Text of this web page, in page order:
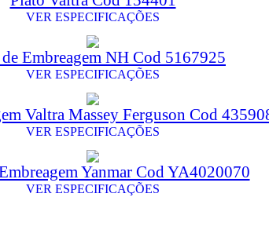
VER ESPECIFICAÇÕES
Embreagem NH Cod 5167925
VER ESPECIFICAÇÕES
Valtra Massey Ferguson Cod
VER ESPECIFICAÇÕES
Yanmar Cod YA4020070
VER ESPECIFICAÇÕES